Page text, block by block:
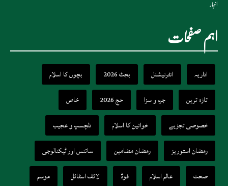
اخبار
اہم صفحات
اداریہ انٹرنیشنل بجٹ 2026
بچوں کا اسلام
تازہ ترین
جرم و سزا حج 2026
خاص
خصوصی تجزیے
خواتین کا اسلام
دلچسپ و عجیب
رمضان اسٹوریز
رمضان مضامین
سائنس اور ٹیکنالوجی
صحت
عالم اسلام فوڈ لائف اسٹائل موسم